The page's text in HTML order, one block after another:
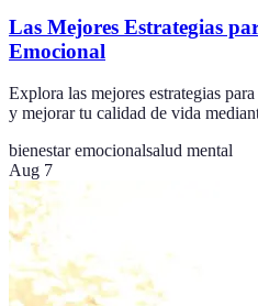
Las Mejores Estrategias
Emocional
Explora las mejores estrategias
y mejorar tu calidad de vida
bienestar emocionalsalud mental
Aug 7